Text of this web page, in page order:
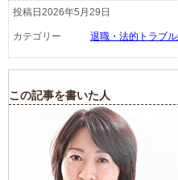
投稿日2026年5月29日
カテゴリー 退職・法的トラブ
この記事を書いた人